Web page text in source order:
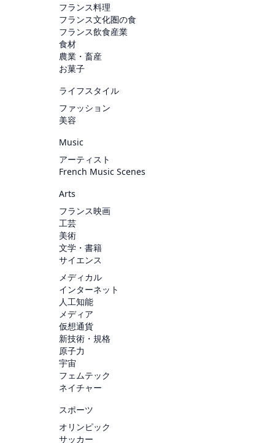
フランス料理
フランス文化圏の食
フランス飲食産業
食材
農業・畜産
お菓子
ライフスタイル
ファッション
美容
Music
アーティスト
French Music Scenes
Arts
フランス映画
工芸
美術
文学・書籍
サイエンス
メディカル
インターネット
人工知能
メディア
仮想通貨
新技術・規格
原子力
宇宙
フェムテック
ネイチャー
スポーツ
オリンピック
サッカー